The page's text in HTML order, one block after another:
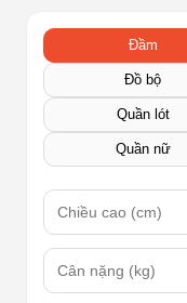
Đầm
Đồ bộ
Quần lót
Quần nữ